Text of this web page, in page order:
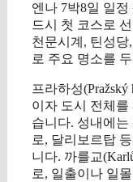
엔나 7박8일 일
드시 첫 코스로
천문시계, 틴성당
로 주요 명소를
프라하성
이자 도시 전체
습니다. 성내에
로, 달리보르탑
니다. 까를교
로, 일출이나 일